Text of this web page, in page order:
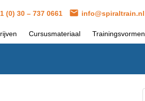
(0) 30 – 737 0661 info@spiraltrain.nl
Cursusmateriaal Trainingsvormen